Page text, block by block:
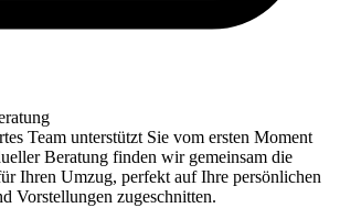
Team unterstützt Sie vom ersten Moment
Beratung finden wir gemeinsam die
Ihren Umzug, perfekt auf Ihre persönlichen
Vorstellungen zugeschnitten.